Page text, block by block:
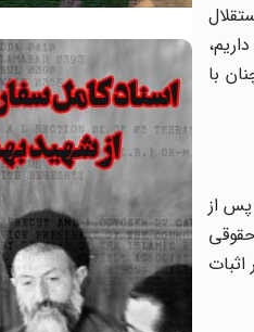
با
پس از
بر اثبات